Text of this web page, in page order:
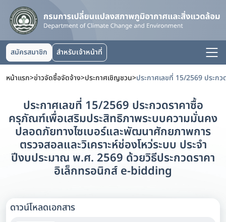
สมัครสมาชิก สำหรับเจ้าหน้าที่
หน้าแรก>ข่าวจัดซื้อจัดจ้าง>ประกาศเชิญชวน>
ประกาศเลขที่ 15/2569 ประกวดราคาซื้อ
ครุภัณฑ์เพื่อเสริมประสิทธิภาพระบบความมั่นคง
ปลอดภัยทางไซเบอร์และพัฒนาศักยภาพการ
ตรวจสอลและวิเคราะห์ช่องโหว่ระบบ ประจำ
ปีงบประมาณ พ.ศ. 2569 ด้วยวิธีประกวดราคา
อิเล็กทรอนิกส์ e-bidding
ดาวน์โหลดเอกสาร